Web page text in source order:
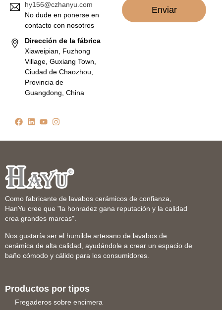
hy156@czhanyu.com
No dude en ponerse en
contacto con nosotros
Dirección de la fábrica
Xiaweipian, Fuzhong
Village, Guxiang Town,
Ciudad de Chaozhou,
Provincia de
Guangdong, China
Enviar
Como fabricante de lavabos cerámicos de confianza,
HanYu cree que "la honradez gana reputación y la calidad
crea grandes marcas".
Nos gustaría ser el humilde artesano de lavabos de
cerámica de alta calidad, ayudándole a crear un espacio de
baño cómodo y cálido para los consumidores.
Productos por tipos
Fregaderos sobre encimera